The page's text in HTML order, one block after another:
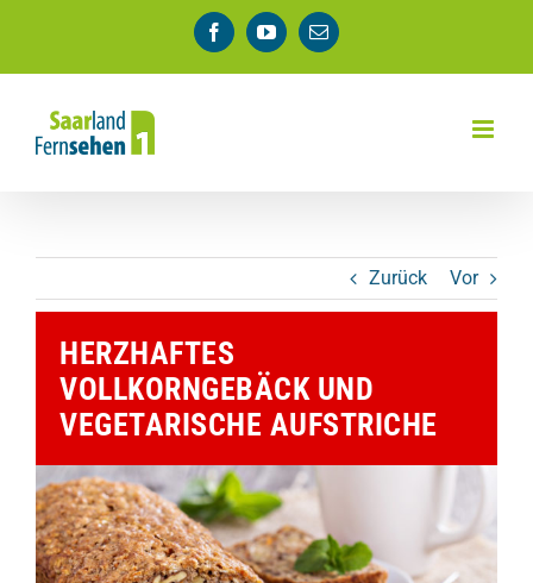
springen
FacebookYouTube
E-
Mail
Zurück Vor
HERZHAFTES
VOLLKORNGEBÄCK UND
VEGETARISCHE AUFSTRICHE